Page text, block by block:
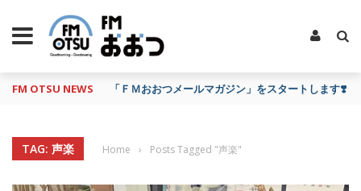
FM OTSU NEWS 「ＦＭおおつメールマガジン」をスタートします❣️
TAG: 声楽 Home › Posts Tagged "声楽"